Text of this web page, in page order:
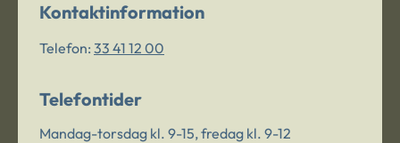
Kontaktinformation
Telefon: 33 41 12 00
Telefontider
Mandag-torsdag kl. 9-15, fredag kl. 9-12